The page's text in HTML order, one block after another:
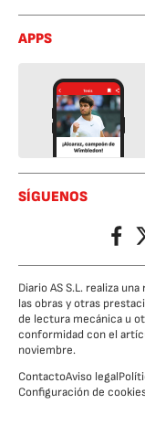
APPS
SÍGUENOS
Diario AS S.L. realiza
las obras y otras
de lectura mecánica u
conformidad con el
noviembre.
ContactoAviso legal
Configuración de